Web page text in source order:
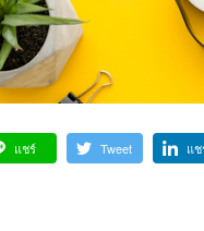
แชร์ Tweet แ